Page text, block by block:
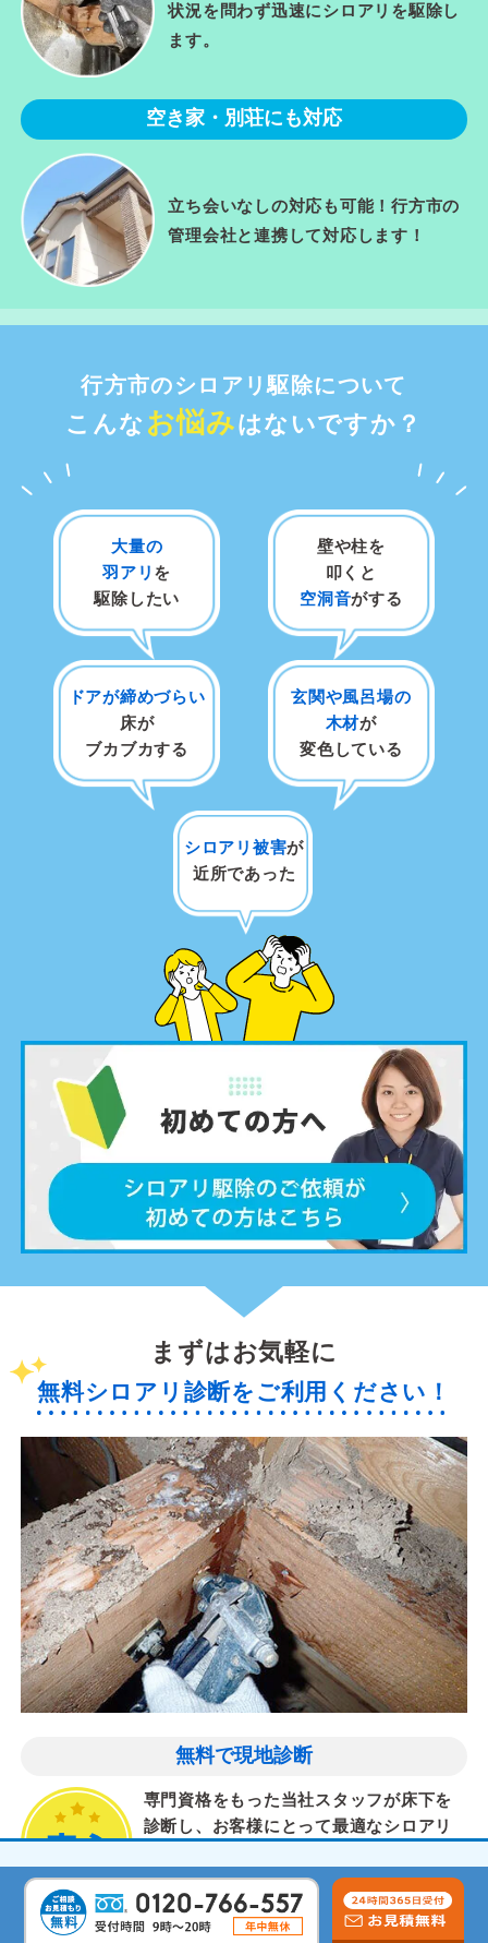
状況を問わず迅速にシロアリを駆除し
ます。
空き家・別荘にも対応
立ち会いなしの対応も可能！行方市の
管理会社と連携して対応します！
行方市のシロアリ駆除について
こんな お悩みはないですか？
大量の
羽アリ を
駆除したい
壁や柱を
叩くと
空洞音がする
ドアが締めづらい
床が
ブカブカする
玄関や風呂場の
木材が
変色している
シロアリ被害が
近所であった
まずはお気軽に
無料シロアリ診断をご利用ください！
無料で現地診断
専門資格をもった当社スタッフが床下を
診断し、お客様にとって最適なシロアリ
気配りと丁寧な作業